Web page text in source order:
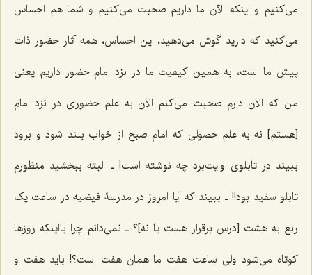
می‌کنیم و اینکه الآن ما داریم صحبت می‌کنیم و شما هم احساس
می‌کنید که دارید گوش می‌دهید، این احساس، همه آثار حضور ذات
پیش ما است، به همین کیفیت ما در نزد امام حضور داریم یعنی
من که الآن دارم صحبت می‌کنم الآن به علم حضوری در نزد امام
[هستم] نه به علم حصولی که امام صبح از خواب بلند شود و برود
ببیند در تابلوی وایت‌برد چه نوشته است! ـ البته ببخشید منظورم
تابلو سفید بود!! ـ ببیند که آیا امروز در مدرسۀ فیضیه در ساعت یک
ربع به هشت [درس برقرار هست یا نه]؟ ـ نمی‌دانم چرا بااینکه روزها
کوتاه می‌شود ولی ساعت هفت ما همان هفت است؟! باید هفت و